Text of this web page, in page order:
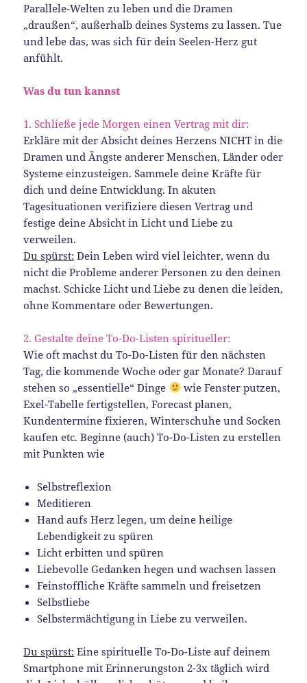
Parallele-Welten zu leben und die Dramen
„draußen“, außerhalb deines Systems zu lassen. Tue
und lebe das, was sich für dein Seelen-Herz gut
anfühlt.
Was du tun kannst
1. Schließe jede Morgen einen Vertrag mit dir:
Erkläre mit der Absicht deines Herzens NICHT in die
Dramen und Ängste anderer Menschen, Länder oder
Systeme einzusteigen. Sammele deine Kräfte für
dich und deine Entwicklung. In akuten
Tagesituationen verifiziere diesen Vertrag und
festige deine Absicht in Licht und Liebe zu
verweilen.
Du spürst: Dein Leben wird viel leichter, wenn du
nicht die Probleme anderer Personen zu den deinen
machst. Schicke Licht und Liebe zu denen die leiden,
ohne Kommentare oder Bewertungen.
2. Gestalte deine To-Do-Listen spiritueller:
Wie oft machst du To-Do-Listen für den nächsten
Tag, die kommende Woche oder gar Monate? Darauf
stehen so „essentielle“ Dinge
wie Fenster putzen,
Exel-Tabelle fertigstellen, Forecast planen,
Kundentermine fixieren, Winterschuhe und Socken
kaufen etc. Beginne (auch) To-Do-Listen zu erstellen
mit Punkten wie
Selbstreflexion
Meditieren
Hand aufs Herz legen, um deine heilige
Lebendigkeit zu spüren
Licht erbitten und spüren
Liebevolle Gedanken hegen und wachsen lassen
Feinstoffliche Kräfte sammeln und freisetzen
Selbstliebe
Selbstermächtigung in Liebe zu verweilen.
Du spürst: Eine spirituelle To-Do-Liste auf deinem
Smartphone mit Erinnerungston 2-3x täglich wird